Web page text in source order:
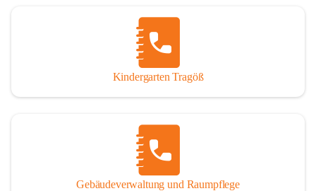
Thörl, Kapfenberg, Bruck an der Mur, Proleb, Trofaiach,
Eisenerz, Vordernberg und Wildalpen
Bruck-MürzzuschlagKindergarten Tragöß
Gebäudeverwaltung und Raumpflege